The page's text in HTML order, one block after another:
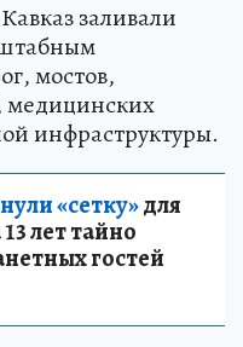
заливали
мостов,
медицинских
инфраструктуры.
«сетку»для
лет тайно
гостей